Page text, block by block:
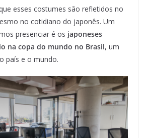
esses costumes são refletidos no
no cotidiano do japonês. Um
presenciar é os japoneses
na copa do mundo no Brasil, um
país e o mundo.